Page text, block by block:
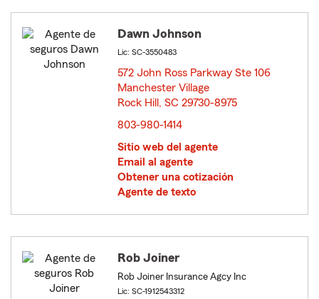
Dawn Johnson
Lic: SC-3550483
572 John Ross Parkway Ste 106
Manchester Village
Rock Hill, SC 29730-8975
803-980-1414
Sitio web del agente
Email al agente
Obtener una cotización
Agente de texto
Rob Joiner
Rob Joiner Insurance Agcy Inc
Lic: SC-1912543312